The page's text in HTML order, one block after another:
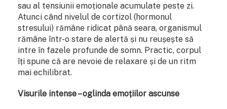
sau al tensiunii emoționale acumulate peste zi.
Atunci când nivelul de cortizol (hormonul
stresului) rămâne ridicat până seara, organismul
rămâne într-o stare de alertă și nu reușește să
intre în fazele profunde de somn. Practic, corpul
îți spune că are nevoie de relaxare și de un ritm
mai echilibrat.
Visurile intense – oglinda emoțiilor ascunse